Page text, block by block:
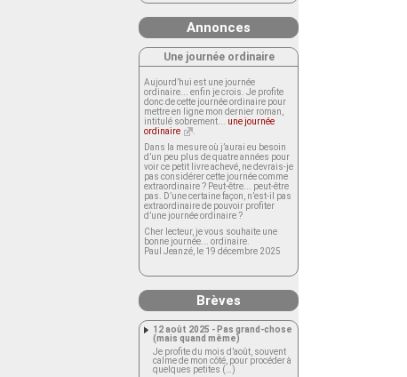
Annonces
Une journée ordinaire
Aujourd’hui est une journée
ordinaire... enfin je crois. Je profite
donc de cette journée ordinaire pour
mettre en ligne mon dernier roman,
intitulé sobrement... une journée
ordinaire
Dans la mesure où j’aurai eu besoin
d’un peu plus de quatre années pour
voir ce petit livre achevé, ne devrais-je
pas considérer cette journée comme
extraordinaire ? Peut-être... peut-être
pas. D’une certaine façon, n’est-il pas
extraordinaire de pouvoir profiter
d’une journée ordinaire ?
Cher lecteur, je vous souhaite une
bonne journée... ordinaire.
Paul Jeanzé, le 19 décembre 2025
Brèves
12 août 2025 - Pas grand-chose
(mais quand même)
Je profite du mois d’août, souvent
calme de mon côté, pour procéder à
quelques petites (…)